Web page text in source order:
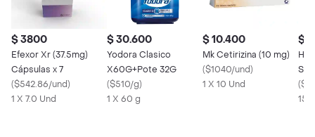
$ 3800
Efexor Xr (37.5mg)
Cápsulas x 7
($542.86/und)
1 X 7.0 Und
$ 30.600
Yodora Clasico
X60G+Pote 32G
($510/g)
1 X 60 g
$ 10.400
Mk Cetirizina (10 mg)
($1040/und)
1 X 10 Und
$
(
15